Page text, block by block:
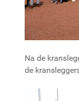
Na de
de